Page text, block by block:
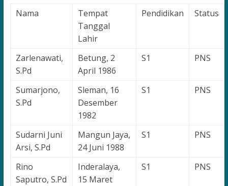
for
Nama
Tempat
Tanggal
Lahir
Pendidikan Status
Zarlenawati,
S.Pd
Betung, 2
April 1986
S1 PNS
Sumarjono,
S.Pd
Sleman, 16
Desember
1982
S1 PNS
Sudarni Juni
Arsi, S.Pd
Mangun Jaya,
24 Juni 1988
S1 PNS
Rino
Saputro, S.Pd
Inderalaya,
15 Maret
S1 PNS